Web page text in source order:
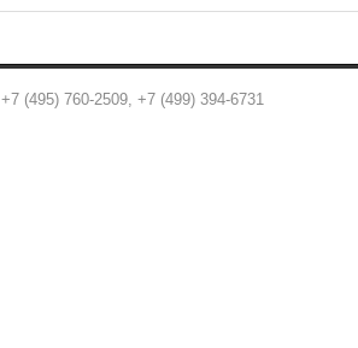
+7 (495) 760-2509, +7 (499) 394-6731